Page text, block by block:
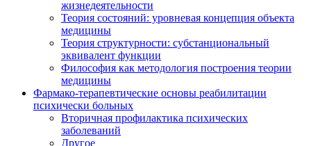
жизнедеятельности
Теория состояний: уровневая концепция объекта
медицины
Теория структурности: субстанциональный
эквивалент функции
Философия как методология построения теории
медицины
Фармако-терапевтические основы реабилитации
психически больных
Вторичная профилактика психических
заболеваний
Другое